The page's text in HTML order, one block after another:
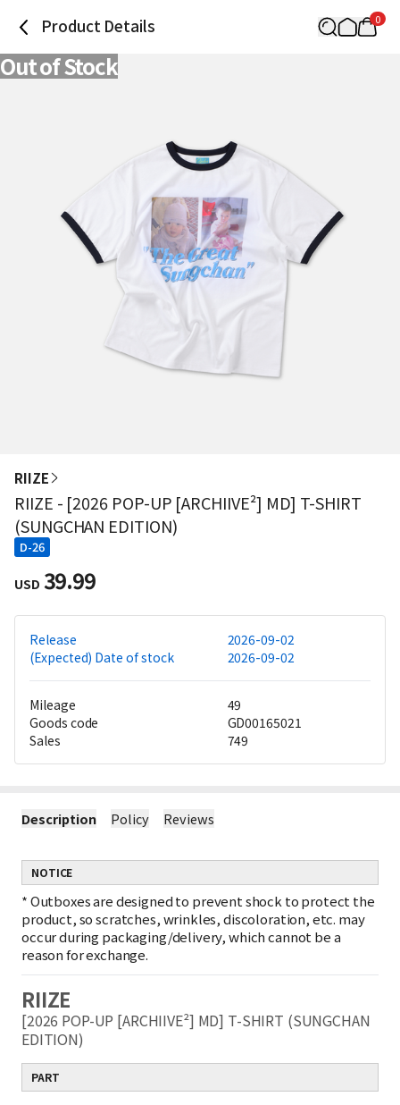
Product Details 0
Out of Stock
RIIZE
RIIZE - [2026 POP-UP [ARCHIIVE²] MD] T-SHIRT
(SUNGCHAN EDITION)
D-26
USD 39.99
Release
2026-09-02
(Expected) Date of stock
2026-09-02
Mileage
49
Goods code
GD00165021
Sales
749
Description Policy Reviews
NOTICE
*Outboxes are designed to prevent shock to protect the
product, so scratches, wrinkles, discoloration, etc. may
occur during packaging/delivery, which cannot be a
reason for exchange.
RIIZE
[2026 POP-UP [ARCHIIVE²] MD] T-SHIRT (SUNGCHAN
EDITION)
PART